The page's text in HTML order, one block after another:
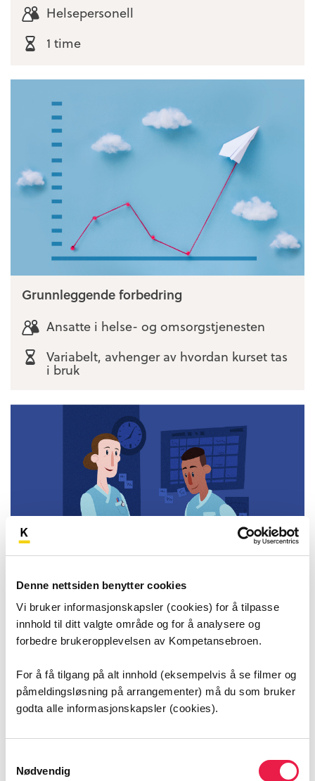
Denne nettsiden benytter cookies
Vi bruker informasjonskapsler (cookies) for å tilpasse
innhold til ditt valgte område og for å analysere og
forbedre brukeropplevelsen av Kompetansebroen.
For å få tilgang på alt innhold (eksempelvis å se filmer og
påmeldingsløsning på arrangementer) må du som bruker
godta alle informasjonskapsler (cookies).
Nødvendig
Helsepersonell
1 time
Grunnleggende forbedring
Ansatte i helse- og omsorgstjenesten
Variabelt, avhenger av hvordan kurset tas
i bruk
Introduksjon til helse- og omsorgsarbeid
Nyansatte og vikarer uten relevant
7 timer